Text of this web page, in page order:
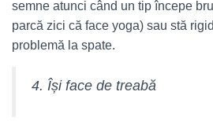
semne atunci când un tip începe
parcă zici că face yoga) sau stă
problemă la spate.
4. Își face de treabă